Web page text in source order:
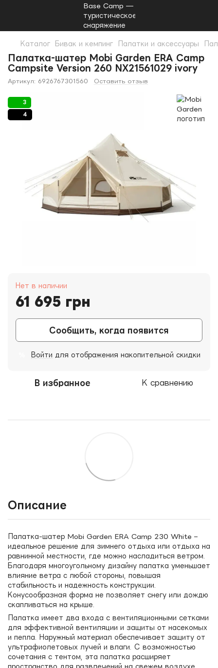
Каталог Бивак и кемпинг Палатки и аксессуары
Палатка-шатер Mobi Garden ERA Camp
Campsite Version 260 NX21561029 ivory
Артикул: 6926767301560 Оставить отзыв
3
4
Нет в наличии
61 695 грн
Сообщить, когда появится
Войти для отображения накопительной скидки
В избранное К сравнению
Описание
Палатка-шатер Mobi Garden ERA Camp 230 White –
идеальное решение для зимнего отдыха или отдыха на
равнинной местности, где можно насладиться ветром.
Благодаря многоугольному дизайну палатка уменьшает
влияние ветра с любой стороны, повышая
стабильность и надежность конструкции.
Конусообразная форма не позволяет снегу или дождю
скапливаться на крыше.
Палатка имеет два входа с вентиляционными сетками
для эффективной вентиляции и защиты от насекомых
и пепла. Наружный материал обеспечивает защиту от
ультрафиолетовых лучей и влаги. С возможностью
сочетания с тентом, эта палатка расширяет
пространство для развлечений на свежем воздухе,